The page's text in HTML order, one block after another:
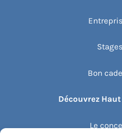
Stages
Bon
Découvrez
Le